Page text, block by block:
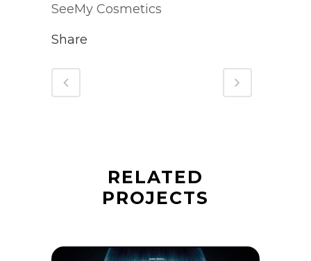
SeeMy Cosmetics
Share
RELATED
PROJECTS